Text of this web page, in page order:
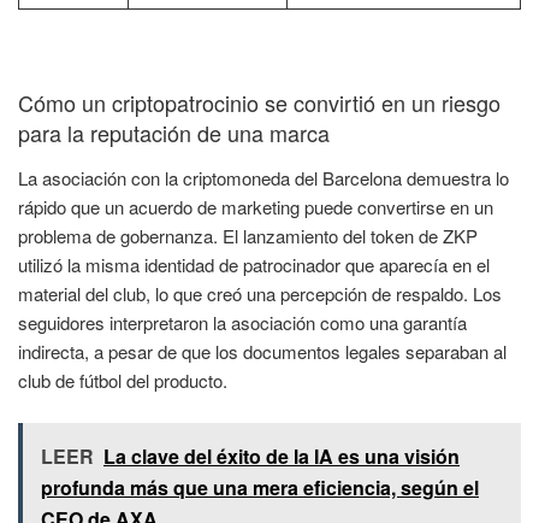
Cómo un criptopatrocinio se convirtió en un riesgo
para la reputación de una marca
La asociación con la criptomoneda del Barcelona demuestra lo
rápido que un acuerdo de marketing puede convertirse en un
problema de gobernanza. El lanzamiento del token de ZKP
utilizó la misma identidad de patrocinador que aparecía en el
material del club, lo que creó una percepción de respaldo. Los
seguidores interpretaron la asociación como una garantía
indirecta, a pesar de que los documentos legales separaban al
club de fútbol del producto.
LEER La clave del éxito de la IA es una visión
profunda más que una mera eficiencia, según el